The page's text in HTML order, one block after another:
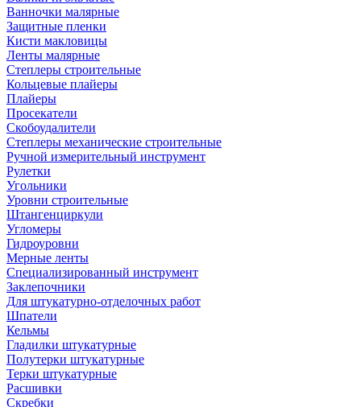
Ванночки малярные
Защитные пленки
Кисти макловицы
Ленты малярные
Степлеры строительные
Кольцевые плайеры
Плайеры
Просекатели
Скобоудалители
Степлеры механические строительные
Ручной измерительный инструмент
Рулетки
Угольники
Уровни строительные
Штангенциркули
Угломеры
Гидроуровни
Мерные ленты
Специализированный инструмент
Заклепочники
Для штукатурно-отделочных работ
Шпатели
Кельмы
Гладилки штукатурные
Полутерки штукатурные
Терки штукатурные
Расшивки
Скребки